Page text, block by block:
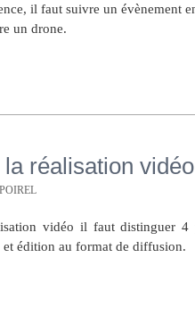
il faut suivre un évènement
un drone.
réalisation vidéo
vidéo il faut distinguer 4
édition au format de diffusion.